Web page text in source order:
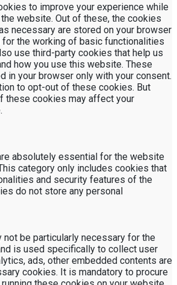
to improve your experience while
website. Out of these, the cookies
necessary are stored on your browser
the working of basic functionalities
use third-party cookies that help us
how you use this website. These
in your browser only with your consent.
to opt-out of these cookies. But
these cookies may affect your
absolutely essential for the website
category only includes cookies that
and security features of the
do not store any personal
not be particularly necessary for the
is used specifically to collect user
ads, other embedded contents are
cookies. It is mandatory to procure